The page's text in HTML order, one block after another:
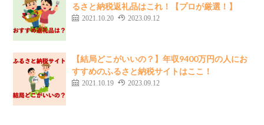
るさと納税返礼品はこれ！【プロが厳選！】
2021.10.20 2023.09.12
【結局どこがいいの？】年収9400万円の人にお
すすめのふるさと納税サイトはここ！
2021.10.19 2023.09.12